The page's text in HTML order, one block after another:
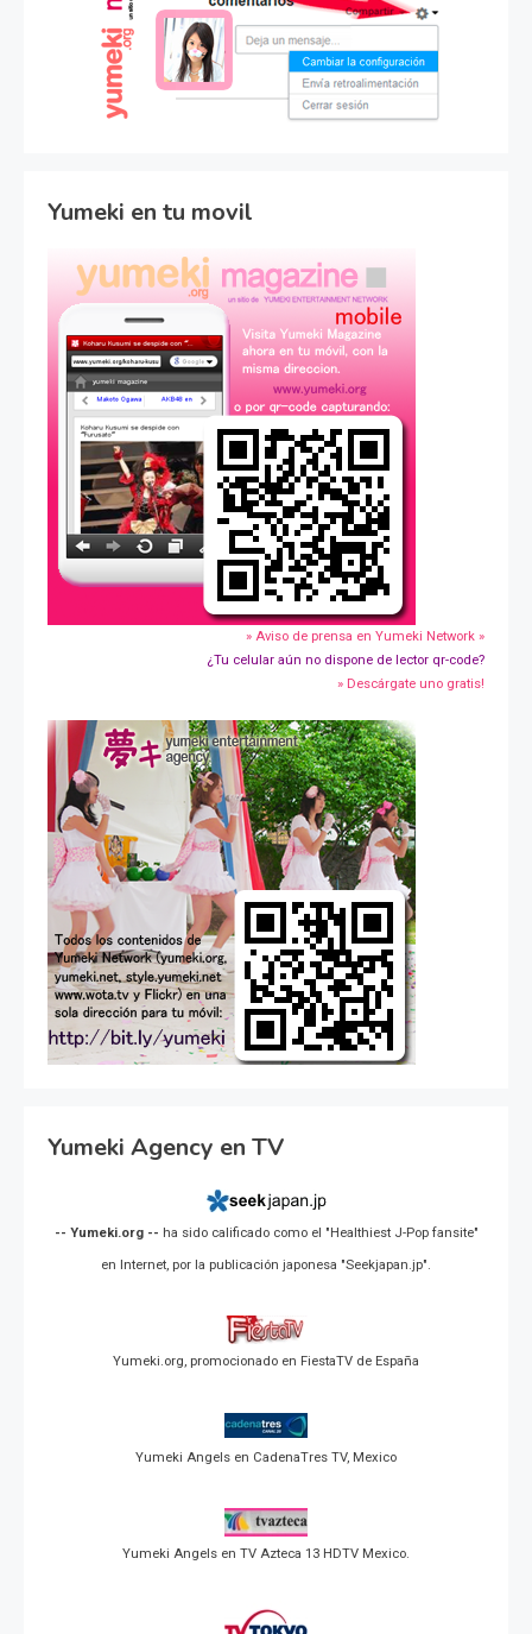
Yumeki en tu movil
» Aviso de prensa en Yumeki Network »
¿Tu celular aún no dispone de lector qr-code?
» Descárgate uno gratis!
Yumeki Agency en TV
-- Yumeki.org -- ha sido calificado como el "Healthiest J-Pop fansite"
en Internet, por la publicación japonesa "Seekjapan.jp".
Yumeki.org, promocionado en FiestaTV de España
Yumeki Angels en CadenaTres TV, Mexico
Yumeki Angels en TV Azteca 13 HDTV Mexico.